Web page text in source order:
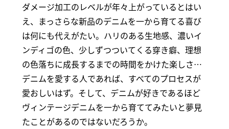
ダメージ加工のレベルが年々上がっているとはい
え、まっさらな新品のデニムを一から育てる喜び
は何にも代えがたい。ハリのある生地感、濃いイ
ンディゴの色、少しずつついてくる穿き癖、理想
の色落ちに成長するまでの時間をかけた楽しさ…
デニムを愛する人であれば、すべてのプロセスが
愛おしいはず。そして、デニムが好きであるほど
ヴィンテージデニムを一から育ててみたいと夢見
たことがあるのではないだろうか。